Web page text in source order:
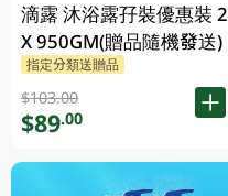
滴露 沐浴露孖裝優惠裝 2
X 950GM(贈品隨機發送)
指定分類送贈品
$103.00
$89.00